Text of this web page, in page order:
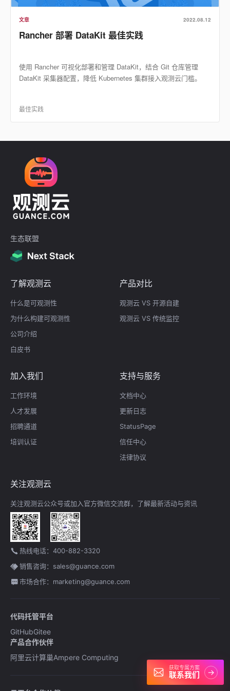
文章 2022.08.12
Rancher 部署 DataKit 最佳实践
使用 Rancher 可视化部署和管理 DataKit，结合 Git 仓库管理
DataKit 采集器配置，降低 Kubernetes 集群接入观测云门槛。
最佳实践
获取专属方案
联系我们 →
生态联盟
了解观测云
什么是可观测性
为什么构建可观测性
公司介绍
白皮书
产品对比
观测云 VS 开源自建
观测云 VS 传统监控
加入我们
工作环境
人才发展
招聘通道
培训认证
支持与服务
文档中心
更新日志
StatusPage
信任中心
法律协议
关注观测云
关注观测云公众号或加入官方微信交流群，了解最新活动与资讯
热线电话：400-882-3320
销售咨询：sales@guance.com
市场合作：marketing@guance.com
代码托管平台
GitHubGitee
产品合作伙伴
阿里云计算巢Ampere Computing